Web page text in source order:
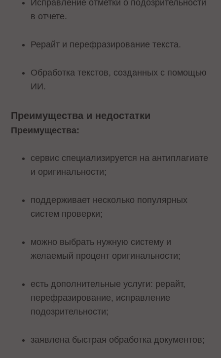
Исправление отметки о подозрительности
в отчете.
Рерайт и перефразирование текста.
Обработка текстов, созданных с помощью
ИИ.
Преимущества и недостатки
Преимущества:
сервис специализируется на антиплагиате
и оригинальности;
поддерживает несколько популярных
систем проверки;
можно выбрать нужную систему и
желаемый процент оригинальности;
есть дополнительные услуги: рерайт,
перефразирование, исправление
подозрительности;
заявлена быстрая обработка документов;